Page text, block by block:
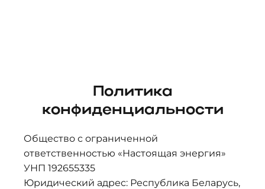
Политика
конфиденциальности
Общество с ограниченной
ответственностью «Настоящая энергия»
УНП 192655335
Юридический адрес: Республика Беларусь,